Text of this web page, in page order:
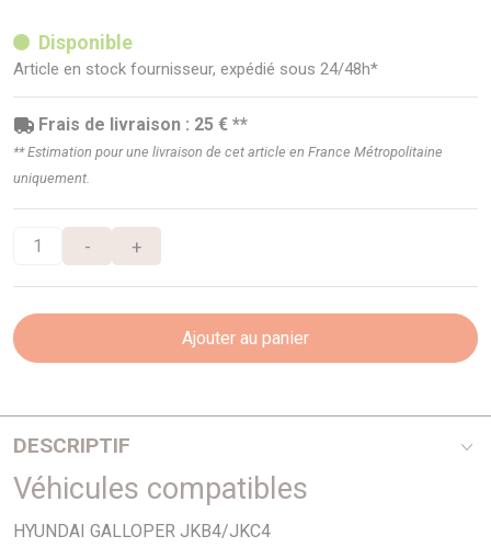
Disponible
Article en stock fournisseur, expédié sous 24/48h*
Frais de livraison : 25 € **
** Estimation pour une livraison de cet article en France Métropolitaine
uniquement.
- +
Ajouter au panier
DESCRIPTIF
L’équipementier Asfirest une référence
protections pour tous les véhicules 4x4.
Véhicules compatibles
HYUNDAI GALLOPER JKB4/JKC4